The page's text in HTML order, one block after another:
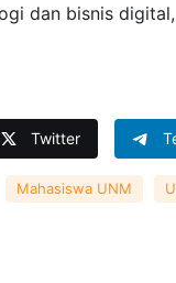
dan bisnis
Twitter
Mahasiswa UNM